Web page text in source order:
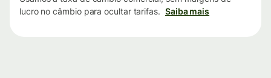
lucro no câmbio para ocultar tarifas. Saiba mais